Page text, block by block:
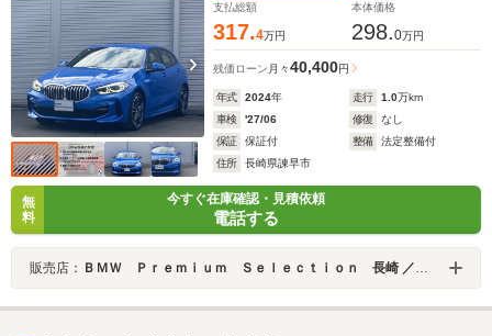
支払総額
317.4万円
本体価格
298.0万円
残価ローン 月々40,400円
年式 2024年 走行 1.0万km
車検
'27/06 修復
なし
保証
保証付 整備
法定整備付
住所
長崎県諫早市
無
料
今すぐ在庫確認・見積依頼
電話する
販売店： ＢＭＷ Ｐｒｅｍｉｕｍ Ｓｅｌｅｃｔｉｏｎ 長崎 ／ＭＩＮＩ ＮＥＸＴ 長崎／（株）ＭＡＴＳＵＦＵＪＩ